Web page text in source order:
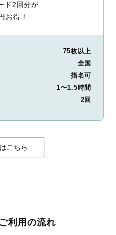
ド2回分が
お得！
75枚以上
全国
指名可
1〜1.5時間
2回
こちら
利用の流れ